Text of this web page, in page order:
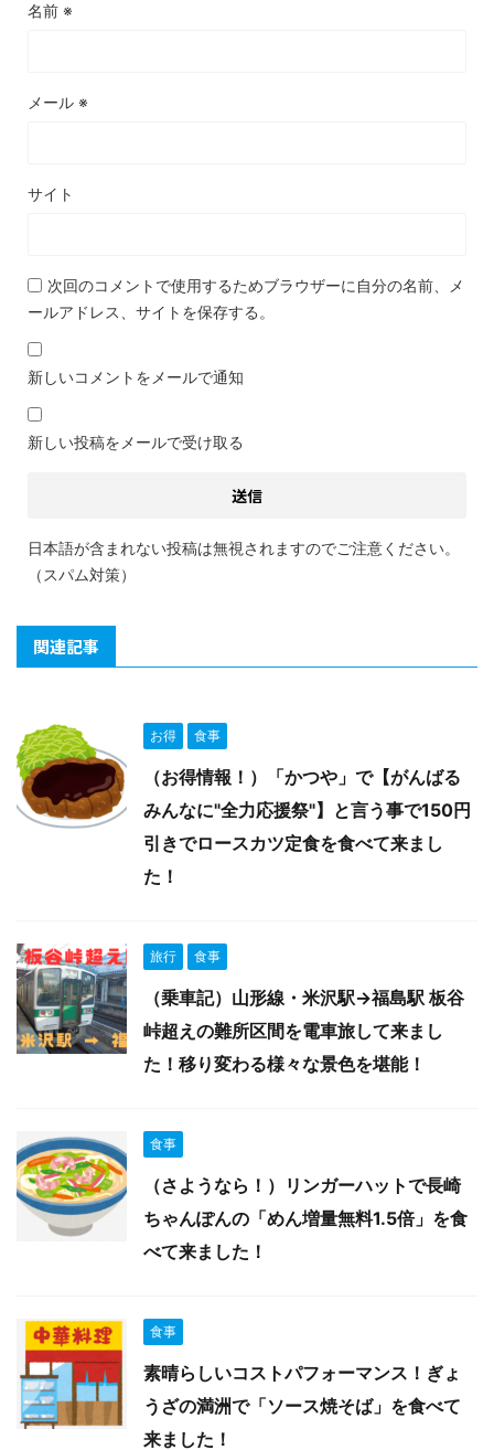
名前 ※
メール ※
サイト
次回のコメントで使用するためブラウザーに自分の名前、メ
ールアドレス、サイトを保存する。
新しいコメントをメールで通知
新しい投稿をメールで受け取る
日本語が含まれない投稿は無視されますのでご注意ください。
（スパム対策）
関連記事
お得 食事
（お得情報！）「かつや」で【がんばる
みんなに"全力応援祭"】と言う事で150円
引きでロースカツ定食を食べて来まし
た！
旅行 食事
（乗車記）山形線・米沢駅→福島駅 板谷
峠超えの難所区間を電車旅して来まし
た！移り変わる様々な景色を堪能！
食事
（さようなら！）リンガーハットで長崎
ちゃんぽんの「めん増量無料1.5倍」を食
べて来ました！
食事
素晴らしいコストパフォーマンス！ぎょ
うざの満洲で「ソース焼そば」を食べて
来ました！